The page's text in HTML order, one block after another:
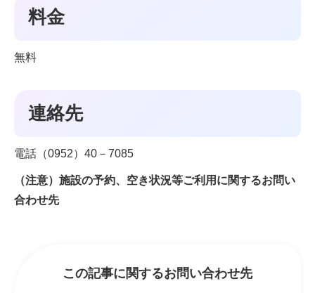
料金
無料
連絡先
電話（0952）40－7085
（注意）施設の予約、空き状況等ご利用に関するお問い
合わせ先
この記事に関するお問い合わせ先